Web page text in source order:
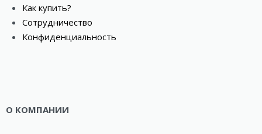
Как купить?
Сотрудничество
Конфиденциальность
О КОМПАНИИ